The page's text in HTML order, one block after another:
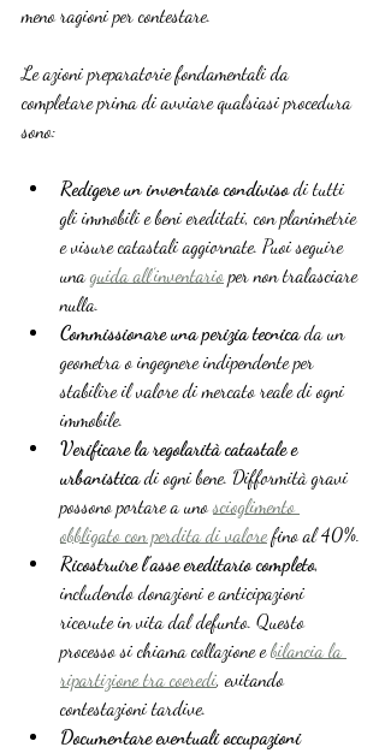
meno ragioni per contestare.
Le azioni preparatorie fondamentali da
completare prima di avviare qualsiasi procedura
sono:
Redigere un inventario condiviso di tutti
gli immobili e beni ereditati, con planimetrie
e visure catastali aggiornate. Puoi seguire
una guida all’inventario per non tralasciare
nulla.
Commissionare una perizia tecnica da un
geometra o ingegnere indipendente per
stabilire il valore di mercato reale di ogni
immobile.
Verificare la regolarità catastale e
urbanistica di ogni bene. Difformità gravi
possono portare a uno scioglimento
obbligato con perdita di valore fino al 40%.
Ricostruire l’asse ereditario completo,
includendo donazioni e anticipazioni
ricevute in vita dal defunto. Questo
processo si chiama collazione e bilancia la
ripartizione tra coeredi, evitando
contestazioni tardive.
Documentare eventuali occupazioni